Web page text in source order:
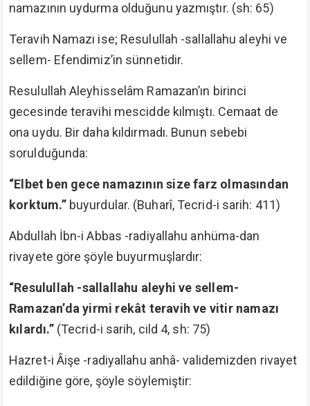
namazının uydurma olduğunu yazmıştır. (sh: 65)
Teravih Namazı ise; Resulullah -sallallahu aleyhi ve
sellem- Efendimiz’in sünnetidir.
Resulullah Aleyhisselâm Ramazan’ın birinci
gecesinde teravihi mescidde kılmıştı. Cemaat de
ona uydu. Bir daha kıldırmadı. Bunun sebebi
sorulduğunda:
“Elbet ben gece namazının size farz olmasından
korktum.”buyurdular. (Buharî, Tecrid-i sarih: 411)
Abdullah İbn-i Abbas -radiyallahu anhüma-dan
rivayete göre şöyle buyurmuşlardır:
“Resulullah -sallallahu aleyhi ve sellem-
Ramazan’da yirmi rekât teravih ve vitir namazı
kılardı.”(Tecrid-i sarih, cild 4, sh: 75)
Hazret-i Âişe -radiyallahu anhâ- validemizden rivayet
edildiğine göre, şöyle söylemiştir: